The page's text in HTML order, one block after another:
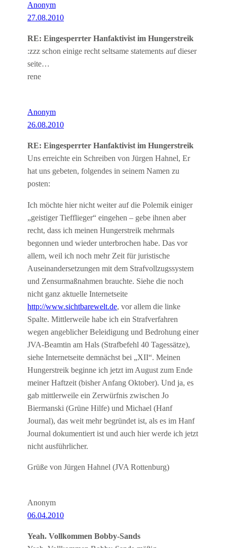
Anonym
27.08.2010
RE: Eingesperrter Hanfaktivist im Hungerstreik
:zzz schon einige recht seltsame statements auf dieser
seite…
rene
Anonym
26.08.2010
RE: Eingesperrter Hanfaktivist im Hungerstreik
Uns erreichte ein Schreiben von Jürgen Hahnel, Er
hat uns gebeten, folgendes in seinem Namen zu
posten:
Ich möchte hier nicht weiter auf die Polemik einiger
„geistiger Tiefflieger“ eingehen – gebe ihnen aber
recht, dass ich meinen Hungerstreik mehrmals
begonnen und wieder unterbrochen habe. Das vor
allem, weil ich noch mehr Zeit für juristische
Auseinandersetzungen mit dem Strafvollzugssystem
und Zensurmaßnahmen brauchte. Siehe die noch
nicht ganz aktuelle Internetseite
http://www.sichtbarewelt.de, vor allem die linke
Spalte. Mittlerweile habe ich ein Strafverfahren
wegen angeblicher Beleidigung und Bedrohung einer
JVA-Beamtin am Hals (Strafbefehl 40 Tagessätze),
siehe Internetseite demnächst bei „XII“. Meinen
Hungerstreik beginne ich jetzt im August zum Ende
meiner Haftzeit (bisher Anfang Oktober). Und ja, es
gab mittlerweile ein Zerwürfnis zwischen Jo
Biermanski (Grüne Hilfe) und Michael (Hanf
Journal), das weit mehr begründet ist, als es im Hanf
Journal dokumentiert ist und auch hier werde ich jetzt
nicht ausführlicher.
Grüße von Jürgen Hahnel (JVA Rottenburg)
Anonym
06.04.2010
Yeah. Vollkommen Bobby-Sands